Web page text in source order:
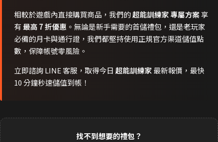
相較於遊戲內直接購買商品，我們的超能訓練家 專屬方案享
有最高 7 折優惠 。無論是新手需要的首儲禮包，還是老玩家
必備的月卡與通行證，我們都堅持使用正規官方渠道儲值點
數，保障帳號零風險。
立即諮詢 LINE 客服，取得今日 超能訓練家最新報價，最快
10 分鐘秒速儲值到帳！
找不到想要的禮包？